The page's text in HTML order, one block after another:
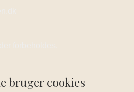
bruger cookies